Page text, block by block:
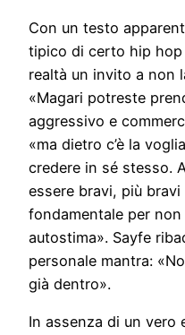
Con un testo
tipico di certo hip hop
realtà un invito a non
«Magari potreste
aggressivo e
«ma dietro c’è la
credere in sé stesso.
essere bravi, più
fondamentale per
autostima». Sayfe
personale mantra:
già dentro».
In assenza di un vero